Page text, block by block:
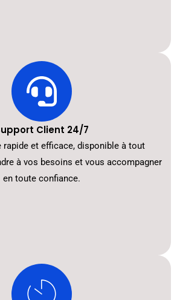
Client 24/7
rapide et efficace, disponible à tout
à vos besoins et vous accompagner
en toute confiance.